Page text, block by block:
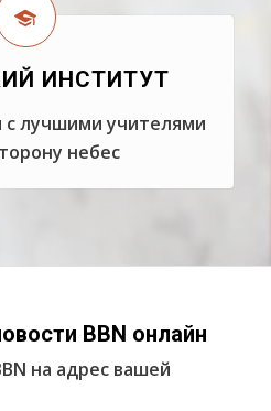
ИНСТИТУТ
с лучшими учителями
небес
BBN онлайн
на адрес вашей